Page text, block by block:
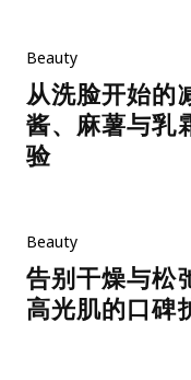
Beauty
从洗脸开始的
酱、麻薯与乳
验
Beauty
告别干燥与松
高光肌的口碑